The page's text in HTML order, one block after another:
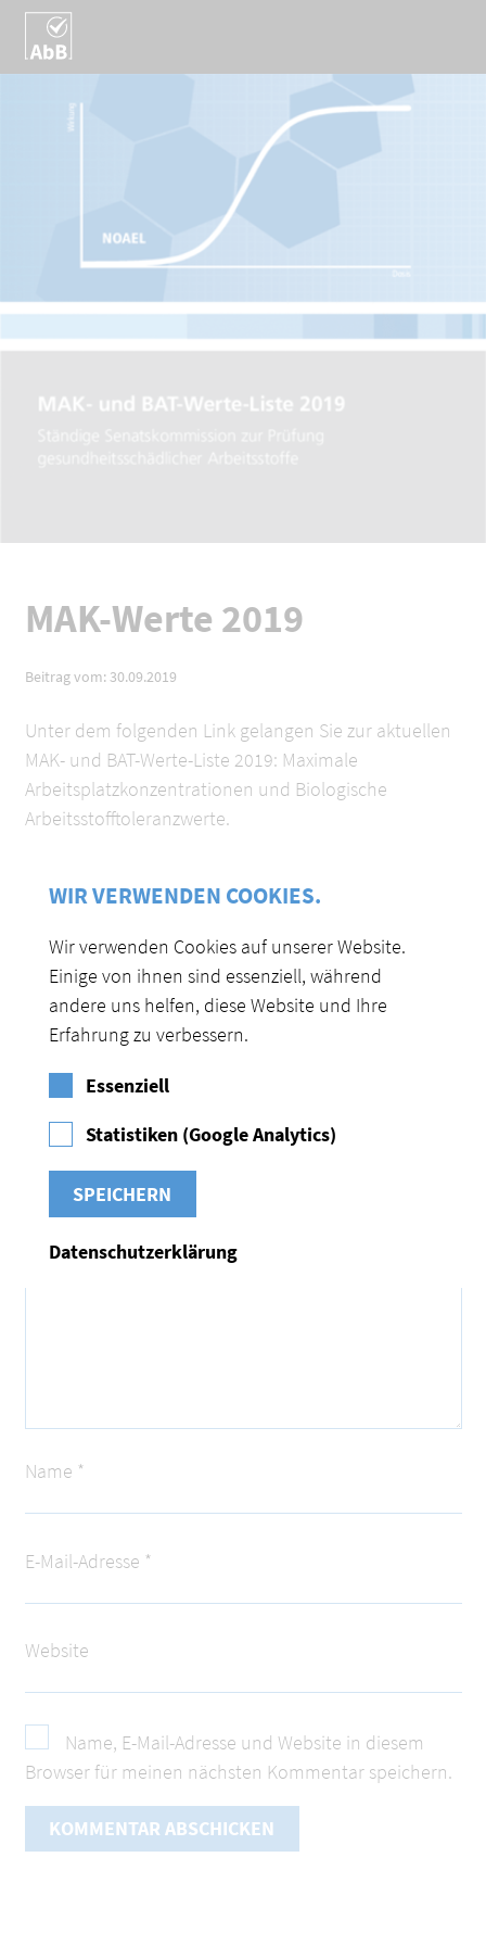
MAK-Werte 2019
Beitrag vom: 30.09.2019
Unter dem folgenden Link gelangen Sie zur aktuellen
MAK- und BAT-Werte-Liste 2019: Maximale
Arbeitsplatzkonzentrationen und Biologische
Arbeitsstofftoleranzwerte.
Zur aktuellen MAK-Liste 2019
Nächster Artikel
SCHREIBEN SIE EINEN KOMMENTAR
Ihre E-Mail-Adresse wird nicht veröffentlicht.
Erforderliche Felder sind mit
Kommentar*
Name *
E-Mail-Adresse *
Website
Name, E-Mail-Adresse und Website in diesem
Browser für meinen nächsten Kommentar speichern.
WIR VERWENDEN COOKIES.
Wir verwenden Cookies auf unserer Website.
Einige von ihnen sind essenziell, während
andere uns helfen, diese Website und Ihre
Erfahrung zu verbessern.
Essenziell
Statistiken (Google Analytics)
Datenschutzerklärung